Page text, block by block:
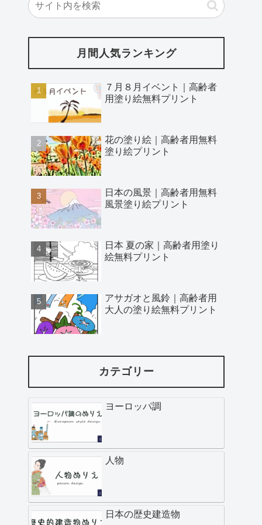
月間人気ランキング
７月８月イベント｜高齢者
用塗り絵無料プリント
花の塗り絵｜高齢者用無料
塗り絵プリント
日本の風景｜高齢者用無料
風景塗り絵プリント
日本 夏の家｜高齢者用塗り
絵無料プリント
アサガオと風鈴｜高齢者用
大人の塗り絵無料プリント
カテゴリー
ヨーロッパ調
人物
日本の歴史建造物